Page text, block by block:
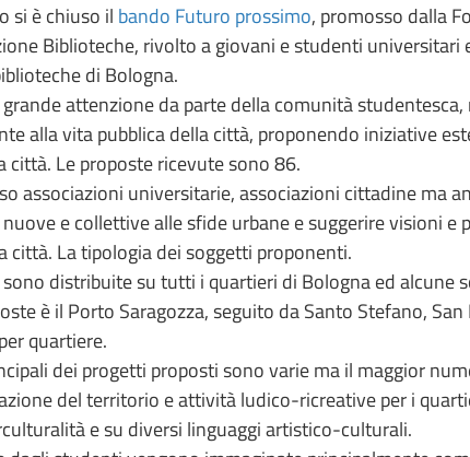
si è chiuso il bando Futuro prossimo, promosso dalla
Biblioteche, rivolto a giovani e studenti
di Bologna.
attenzione da parte della comunità
alla vita pubblica della città, proponendo iniziative
città. Le proposte ricevute sono 86.
associazioni universitarie, associazioni cittadine ma
e collettive alle sfide urbane e suggerire visioni
città. La tipologia dei soggetti proponenti.
distribuite su tutti i quartieri di Bologna ed alcune
è il Porto Saragozza, seguito da Santo Stefano,
quartiere.
dei progetti proposti sono varie ma il maggior
del territorio e attività ludico-ricreative per i
e su diversi linguaggi artistico-culturali.